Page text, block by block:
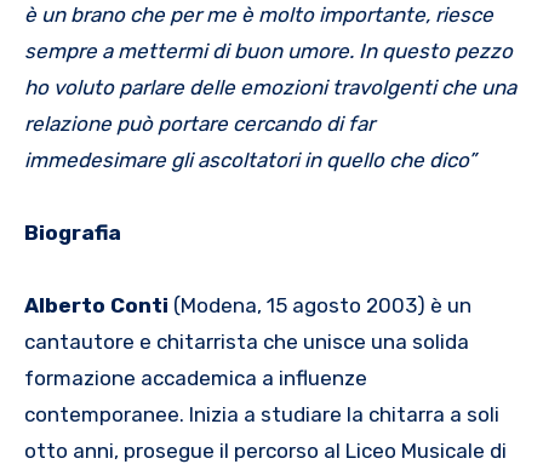
è un brano che per me è molto importante, riesce
sempre a mettermi di buon umore. In questo pezzo
ho voluto parlare delle emozioni travolgenti che una
relazione può portare cercando di far
immedesimare gli ascoltatori in quello che dico”
Biografia
Alberto Conti (Modena, 15 agosto 2003) è un
cantautore e chitarrista che unisce una solida
formazione accademica a influenze
contemporanee. Inizia a studiare la chitarra a soli
otto anni, prosegue il percorso al Liceo Musicale di